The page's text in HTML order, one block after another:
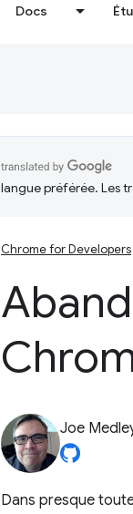
Docs
langue préférée. Les
Chrome for Developers
Joe
Dans presque